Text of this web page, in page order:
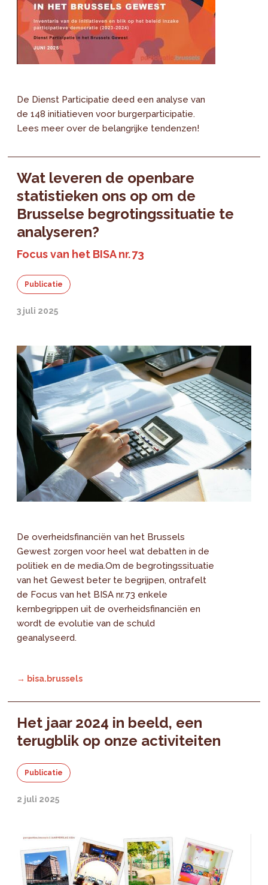
De Dienst Participatie deed een analyse van
de 148 initiatieven voor burgerparticipatie.
Lees meer over de belangrijke tendenzen!
Wat leveren de openbare
statistieken ons op om de
Brusselse begrotingssituatie te
analyseren?
Focus van het BISA nr. 73
Publicatie
3 juli 2025
De overheidsfinanciën van het Brussels
Gewest zorgen voor heel wat debatten in de
politiek en de media.Om de begrotingssituatie
van het Gewest beter te begrijpen, ontrafelt
de Focus van het BISA nr. 73 enkele
kernbegrippen uit de overheidsfinanciën en
wordt de evolutie van de schuld
geanalyseerd.
→ bisa.brussels
Het jaar 2024 in beeld, een
terugblik op onze activiteiten
Publicatie
2 juli 2025